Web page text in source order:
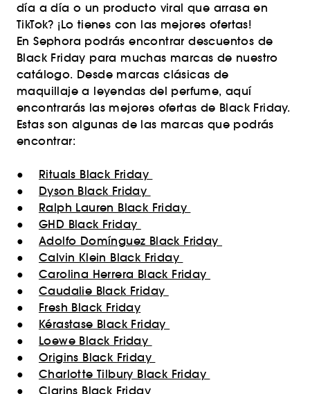
día a día o un producto viral que arrasa en
TikTok? ¡Lo tienes con las mejores ofertas!
En Sephora podrás encontrar descuentos de
Black Friday para muchas marcas de nuestro
catálogo. Desde marcas clásicas de
maquillaje a leyendas del perfume, aquí
encontrarás las mejores ofertas de Black Friday.
Estas son algunas de las marcas que podrás
encontrar:
● Rituals Black Friday
● Dyson Black Friday
● Ralph Lauren Black Friday
● GHD Black Friday
● Adolfo Domínguez Black Friday
● Calvin Klein Black Friday
● Carolina Herrera Black Friday
● Caudalie Black Friday
● Fresh Black Friday
● Kérastase Black Friday
● Loewe Black Friday
● Origins Black Friday
● Charlotte Tilbury Black Friday
● Clarins Black Friday